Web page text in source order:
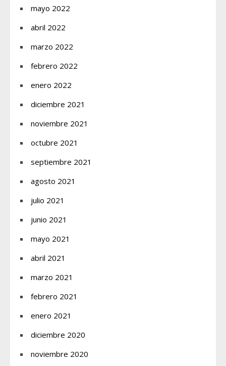
mayo 2022
abril 2022
marzo 2022
febrero 2022
enero 2022
diciembre 2021
noviembre 2021
octubre 2021
septiembre 2021
agosto 2021
julio 2021
junio 2021
mayo 2021
abril 2021
marzo 2021
febrero 2021
enero 2021
diciembre 2020
noviembre 2020